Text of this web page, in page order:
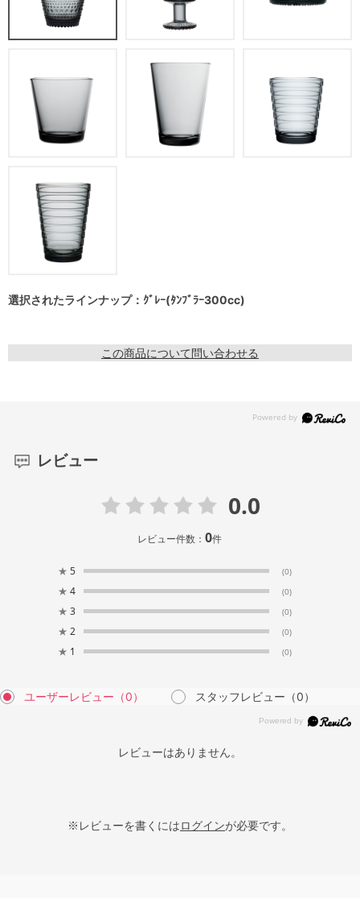
選択されたラインナップ：ｸﾞﾚｰ(ﾀﾝﾌﾞﾗｰ300cc)
この商品について問い合わせる
レビュー
0.0
レビュー件数：0件
★ 5 (0)
★ 4 (0)
★ 3 (0)
★ 2 (0)
★ 1 (0)
ユーザーレビュー （0） スタッフレビュー （0）
レビューはありません。
※レビューを書くにはログインが必要です。